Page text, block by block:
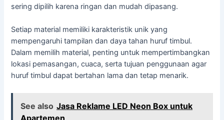
sering dipilih karena ringan dan mudah dipasang.
Setiap material memiliki karakteristik unik yang
mempengaruhi tampilan dan daya tahan huruf timbul.
Dalam memilih material, penting untuk mempertimbangkan
lokasi pemasangan, cuaca, serta tujuan penggunaan agar
huruf timbul dapat bertahan lama dan tetap menarik.
See also Jasa Reklame LED Neon Box untuk
Apartemen